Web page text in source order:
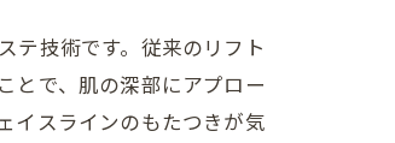
テ技術です。従来のリフト
とで、肌の深部にアプロー
イスラインのもたつきが気